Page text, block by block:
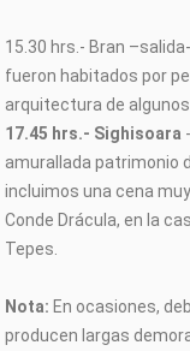
15.30 hrs.- Bran
fueron habitados por
arquitectura de
17.45 hrs.- Sighisoara
amurallada patrimonio
incluimos una cena
Conde Drácula, en la
Tepes.
Nota: En ocasiones,
producen largas